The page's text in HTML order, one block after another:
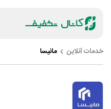
خدمات آنلاین مانیسا